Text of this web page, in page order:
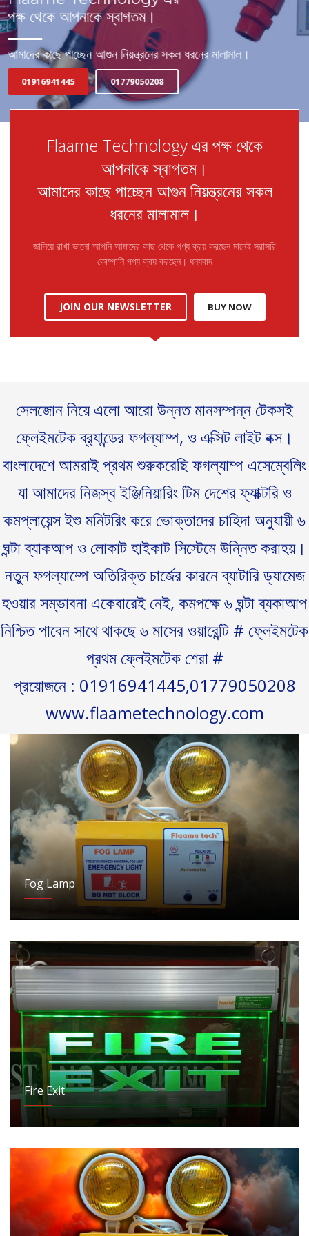
If you still have problems, please let us know, by sending an
email to support@website.com . Thank you!
SHOWROOM HOURS
Mon-Fri 9:00AM - 6:00AM
Sat - 9:00AM-5:00PM
Sundays by appointment only!
Flaame Technology এর পক্ষ থেকে
আপনাকে স্বাগতম।
আমাদের কাছে পাচ্ছেন আগুন নিয়ন্ত্রনের সকল
ধরনের মালামাল।
জানিয়ে রাখা ভালো আপনি আমাদের কাছ থেকে পণ্য ক্রয় করছেন মানেই সরাসরি
কোম্পানি পণ্য ক্রয় করছেন। ধন্যবাদ
JOIN OUR NEWSLETTER BUY NOW
সেলজোন নিয়ে এলো আরো উন্নত মানসম্পন্ন টেকসই
ফ্লেইমটেক ব্র‍্যান্ডের ফগল্যাম্প, ও এক্সিট লাইট বক্স।
বাংলাদেশে আমরাই প্রথম শুরুকরেছি ফগল্যাম্প এসেম্বেলিং
যা আমাদের নিজস্ব ইঞ্জিনিয়ারিং টিম দেশের ফ্যাক্টরি ও
কমপ্লায়েন্স ইশু মনিটরিং করে ভোক্তাদের চাহিদা অনুযায়ী ৬
ঘন্টা ব্যাকআপ ও লোকাট হাইকাট সিস্টেমে উন্নিত করাহয়।
নতুন ফগল্যাম্পে অতিরিক্ত চার্জের কারনে ব্যাটারি ড্যামেজ
হওয়ার সম্ভাবনা একেবারেই নেই, কমপক্ষে ৬ ঘন্টা ব্যকাআপ
নিশ্চিত পাবেন সাথে থাকছে ৬ মাসের ওয়ারেন্টি # ফ্লেইমটেক
প্রথম ফ্লেইমটেক শেরা #
প্রয়োজনে : 01916941445,01779050208
www.flaametechnology.com
Fog Lamp
Fire Exit